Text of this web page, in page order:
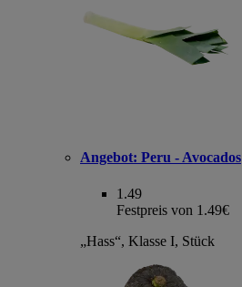
Angebot: Peru - Avocados
1.49
Festpreis von 1.49€
„Hass“, Klasse I, Stück